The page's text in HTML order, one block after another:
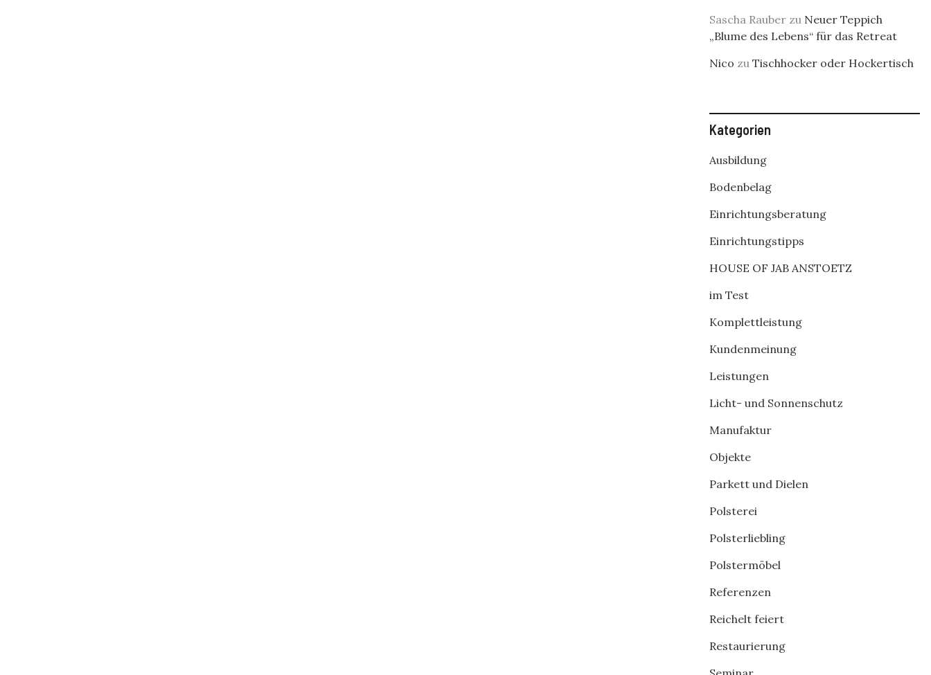
Sascha Rauber zu Neuer Teppich
„Blume des Lebens“ für das Retreat
Nico zu Tischhocker oder Hockertisch
Kategorien
Ausbildung
Bodenbelag
Einrichtungsberatung
Einrichtungstipps
HOUSE OF JAB ANSTOETZ
im Test
Komplettleistung
Kundenmeinung
Leistungen
Licht- und Sonnenschutz
Manufaktur
Objekte
Parkett und Dielen
Polsterei
Polsterliebling
Polstermöbel
Referenzen
Reichelt feiert
Restaurierung